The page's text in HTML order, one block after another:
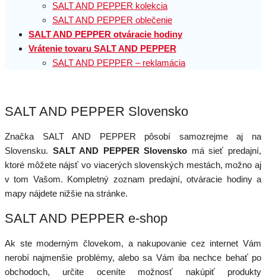
SALT AND PEPPER kolekcia
SALT AND PEPPER oblečenie
SALT AND PEPPER otváracie hodiny
Vrátenie tovaru SALT AND PEPPER
SALT AND PEPPER – reklamácia
SALT AND PEPPER Slovensko
Značka SALT AND PEPPER pôsobí samozrejme aj na
Slovensku. SALT AND PEPPER Slovensko má sieť predajní,
ktoré môžete nájsť vo viacerých slovenských mestách, možno aj
v tom Vašom. Kompletný zoznam predajní, otváracie hodiny a
mapy nájdete nižšie na stránke.
SALT AND PEPPER e-shop
Ak ste moderným človekom, a nakupovanie cez internet Vám
nerobí najmenšie problémy, alebo sa Vám iba nechce behať po
obchodoch, určite oceníte možnosť nakúpiť produkty